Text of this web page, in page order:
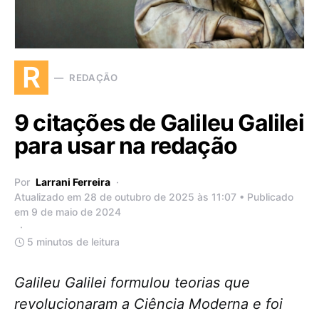
R REDAÇÃO
9 citações de Galileu Galilei
para usar na redação
Por Larrani Ferreira
Atualizado em 28 de outubro de 2025 às 11:07 • Publicado
em 9 de maio de 2024
5 minutos de leitura
Galileu Galilei formulou teorias que
revolucionaram a Ciência Moderna e foi